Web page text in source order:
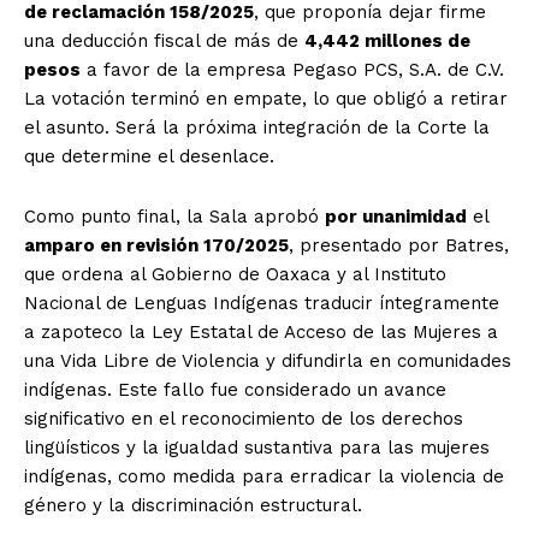
de reclamación 158/2025, que proponía dejar firme
una deducción fiscal de más de 4,442 millones de
pesos a favor de la empresa Pegaso PCS, S.A. de C.V.
La votación terminó en empate, lo que obligó a retirar
el asunto. Será la próxima integración de la Corte la
que determine el desenlace.
Como punto final, la Sala aprobó por unanimidad el
amparo en revisión 170/2025, presentado por Batres,
que ordena al Gobierno de Oaxaca y al Instituto
Nacional de Lenguas Indígenas traducir íntegramente
a zapoteco la Ley Estatal de Acceso de las Mujeres a
una Vida Libre de Violencia y difundirla en comunidades
indígenas. Este fallo fue considerado un avance
significativo en el reconocimiento de los derechos
lingüísticos y la igualdad sustantiva para las mujeres
indígenas, como medida para erradicar la violencia de
género y la discriminación estructural.